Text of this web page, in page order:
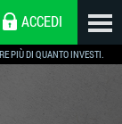
PIÙ DI QUANTO INVESTI.
ACCEDI